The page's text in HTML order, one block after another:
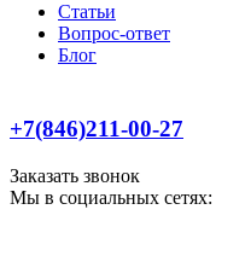
Статьи
Вопрос-ответ
Блог
+7(846)211-00-27
Заказать звонок
Мы в социальных сетях: